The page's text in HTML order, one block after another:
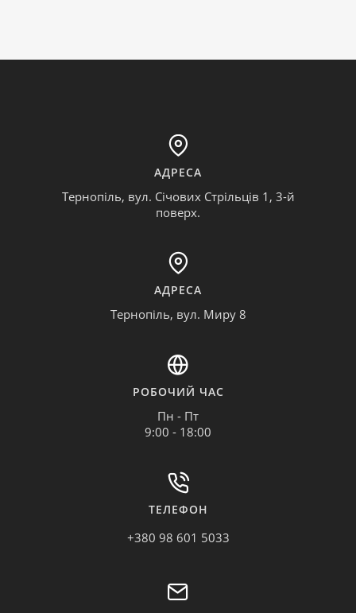
АДРЕСА
Тернопіль, вул. Січових Стрільців 1, 3-й
поверх.
АДРЕСА
Тернопіль, вул. Миру 8
РОБОЧИЙ ЧАС
Пн - Пт
9:00 - 18:00
ТЕЛЕФОН
+380 98 601 5033